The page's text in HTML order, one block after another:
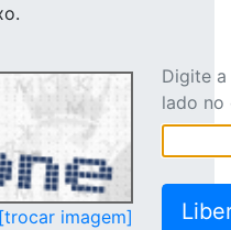
[trocar imagem]
Digite
lado no